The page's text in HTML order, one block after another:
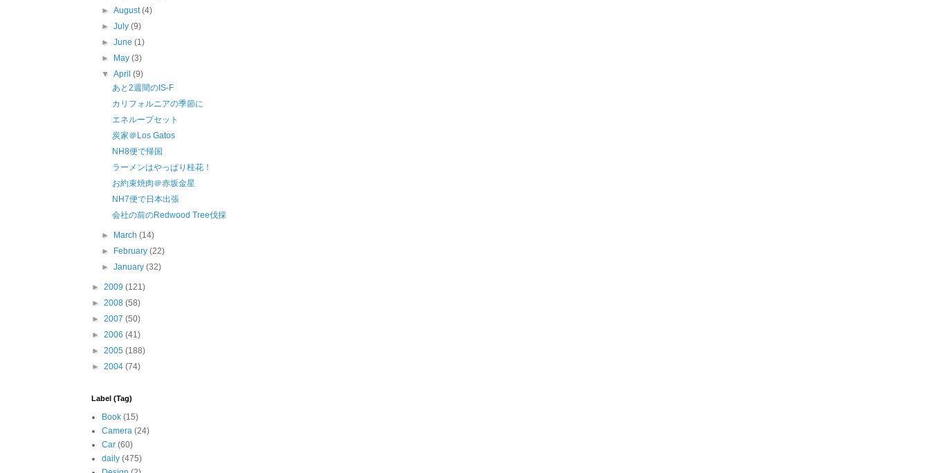
►August(4)
►July(9)
►June(1)
►
May(3)
▼April(9)
あと2週間のIS-F
カリフォルニアの季節に
エネループセット
炭家＠Los Gatos
NH8便で帰国
ラーメンはやっぱり桂花！
お約束焼肉＠赤坂金星
NH7便で日本出張
会社の前のRedwood Tree伐採
► March(14)
►
February(22)
►January(32)
► 2009 (121)
► 2008 (58)
► 2007 (50)
► 2006 (41)
► 2005 (188)
► 2004 (74)
Label (Tag)
Book (15)
Camera (24)
Car (60)
daily (475)